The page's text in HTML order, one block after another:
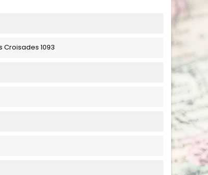
Croisades 1093